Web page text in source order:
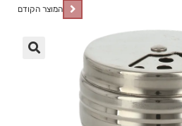
המוצר הקודם